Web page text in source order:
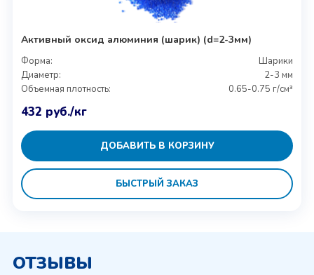
Активный оксид алюминия (шарик) (d=2-3мм)
Форма:
Шарики
Диаметр:
2-3 мм
Объемная плотность:
0.65-0.75 г/см³
432 руб./кг
ДОБАВИТЬ В КОРЗИНУ
БЫСТРЫЙ ЗАКАЗ
ОТЗЫВЫ